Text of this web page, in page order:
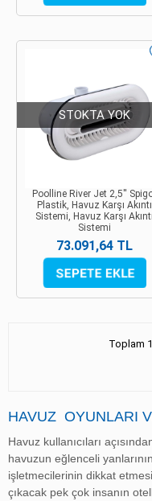
STOKTA YOK
Poolline River Jet 2,5''
Plastik, Havuz Karşı Akıntı
Sistemi, Havuz Karşı Akıntı
Sistemi
73.091,64 TL
Toplam
HAVUZ OYUNLARI
Havuz kullanıcıları
havuzun eğlenceli
işletmecilerinin dikkat
çıkacak pek çok insanın